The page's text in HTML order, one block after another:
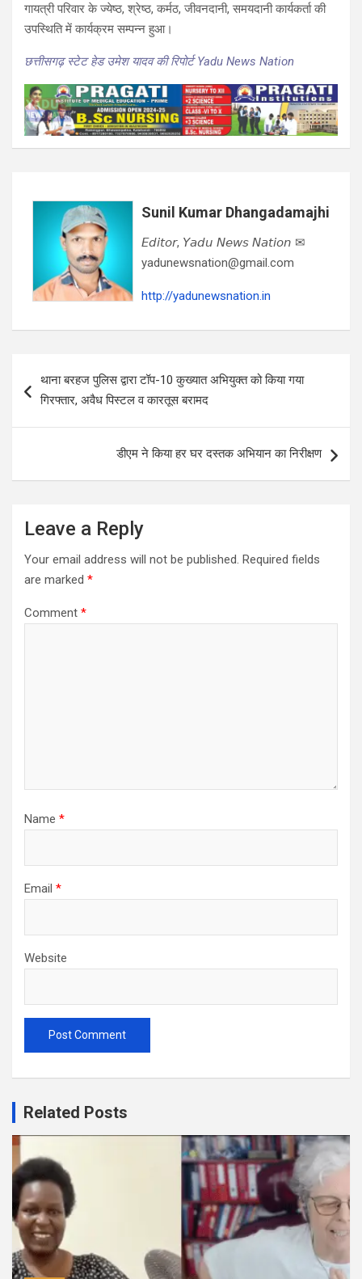
गायत्री परिवार के ज्येष्ठ, श्रेष्ठ, कर्मठ, जीवनदानी, समयदानी कार्यकर्ता की
उपस्थिति में कार्यक्रम सम्पन्न हुआ।
छत्तीसगढ़ स्टेट हेड उमेश यादव की रिपोर्ट Yadu News Nation
Sunil Kumar Dhangadamajhi
𝘌𝘥𝘪𝘵𝘰𝘳, 𝘠𝘢𝘥𝘶 𝘕𝘦𝘸𝘴 𝘕𝘢𝘵𝘪𝘰𝘯 ✉
yadunewsnation@gmail.com
http://yadunewsnation.in
navigation
थाना बरहज पुलिस द्वारा टॉप-10 कुख्यात अभियुक्त को किया गया
गिरफ्तार, अवैध पिस्टल व कारतूस बरामद
डीएम ने किया हर घर दस्तक अभियान का निरीक्षण
Leave a Reply
Your email address will not be published. Required fields
are marked *
Comment *
Name *
Email *
Website
Related Posts